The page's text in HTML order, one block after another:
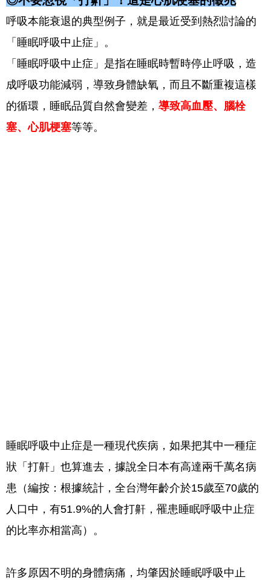
呼吸本能衰退的典型例子，就是最近受到熱烈討論的
「睡眠呼吸中止症」。
「睡眠呼吸中止症」是指在睡眠時暫時停止呼吸，造
成呼吸功能減弱，導致身體缺氧，而且不斷重複這樣
的循環，睡眠品質自然會變差， 導致高血壓、腦栓
塞、心肌梗塞等等。
睡眠呼吸中止症是一種現代疾病，如果把其中一種症
狀「打鼾」也算進去，據說全日本有高達兩千萬名病
患（編按：根據統計，全台灣年齡介於15歲至70歲的
人口中，有51.9%的人會打鼾，罹患睡眠呼吸中止症
的比率亦相當高）。
許多原因不明的身體病痛，均肇因於睡眠呼吸中止